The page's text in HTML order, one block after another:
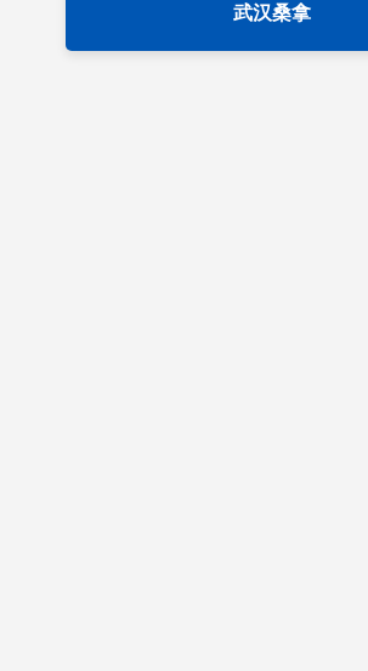
武汉桑拿